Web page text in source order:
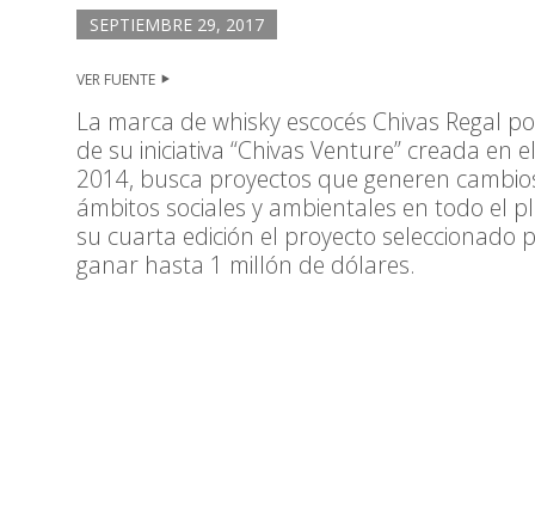
SEPTIEMBRE 29, 2017
VER FUENTE
La marca de whisky escocés Chivas Regal
de su iniciativa “Chivas Venture” creada en
2014, busca proyectos que generen
ámbitos sociales y ambientales en todo el
su cuarta edición el proyecto seleccionado
ganar hasta 1 millón de dólares.